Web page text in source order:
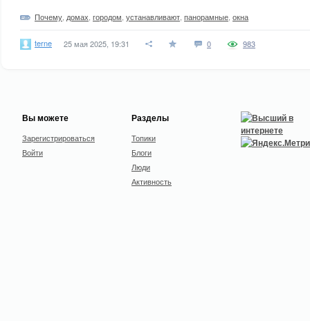
Почему домах городом устанавливают панорамные окна
terne 25 мая 2025, 19:31 0 983
Вы можете
Зарегистрироваться
Войти
Разделы
Топики
Блоги
Люди
Активность